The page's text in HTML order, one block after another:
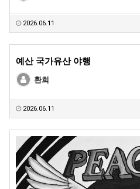
2026.06.11
예산 국가유산 야행
환희
2026.06.11